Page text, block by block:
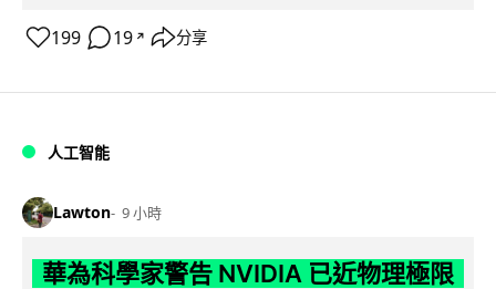
199 19 ↗ 分享
人工智能
Lawton 9 小時
華為科學家警告 NVIDIA 已近物理極限